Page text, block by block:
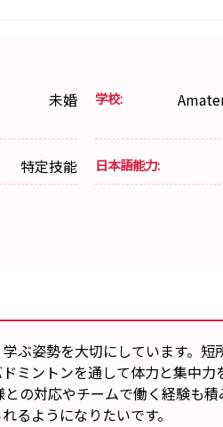
未婚 学校:
特定技能 日本語能力:
ぶ姿勢を大切にしています。短
ミントンを通して体力と集中力
の対応やチームで働く経験も
るようになりたいです。